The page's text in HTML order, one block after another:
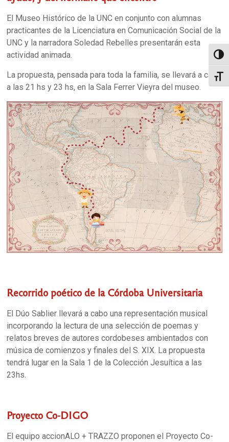
El Museo Histórico de la UNC en conjunto con alumnas
practicantes de la Licenciatura en Comunicación Social de la
UNC y la narradora Soledad Rebelles presentarán esta
actividad animada.
La propuesta, pensada para toda la familia, se llevará a cabo
a las 21 hs y 23 hs, en la Sala Ferrer Vieyra del museo.
Recorrido poético de la Córdoba Universitaria
El Dúo Sablier llevará a cabo una representación musical
incorporando la lectura de una selección de poemas y
relatos breves de autores cordobeses ambientados con
música de comienzos y finales del S. XIX. La propuesta
tendrá lugar en la Sala 1 de la Colección Jesuítica a las
23hs.
Proyecto Co-DIGO
El equipo accionALO + TRAZZO proponen el Proyecto Co-